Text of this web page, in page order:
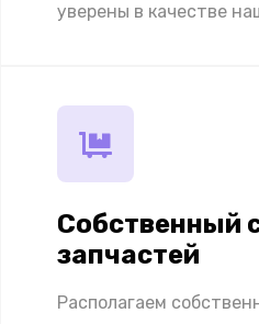
уверены в качестве
Собственный
запчастей
Располагаем